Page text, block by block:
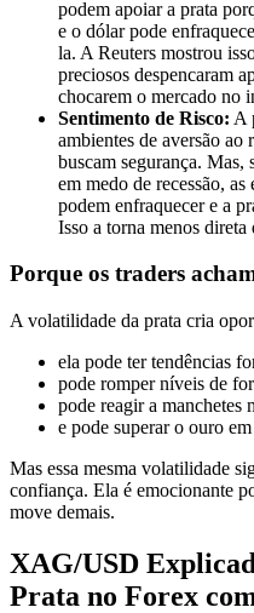
podem apoiar a prata
e o dólar pode
la. A Reuters mostrou
preciosos despencaram
chocarem o mercado no
Sentimento de Risco: A
ambientes de aversão
buscam segurança. Mas,
em medo de recessão,
podem enfraquecer e a
Isso a torna menos direta
Porque os traders
A volatilidade da prata cria
ela pode ter tendências
pode romper níveis de
pode reagir a manchetes
e pode superar o ouro
Mas essa mesma volatilidade
confiança. Ela é emocionante
move demais.
XAG/USD
Prata no Forex